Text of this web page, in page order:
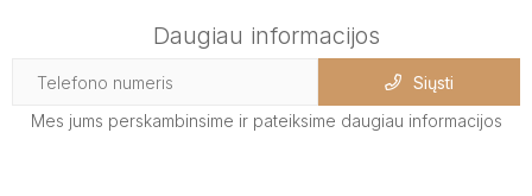
Daugiau informacijos
Siųsti
Mes jums perskambinsime ir pateiksime daugiau informacijos